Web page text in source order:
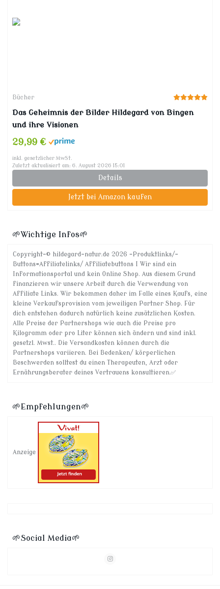
Bücher
Das Geheimnis der Bilder Hildegard von Bingen
und ihre Visionen
29,99 €
inkl. gesetzlicher MwSt.
Zuletzt aktualisiert am: 6. August 2026 15:01
Details
Jetzt bei Amazon kaufen
🌱Wichtige Infos🌱
Copyright-© hildegard-natur.de 2026 -Produktlinks/-
Buttons=Affiliatelinks/ Affiliatebuttons I Wir sind ein
Informationsportal und kein Online Shop. Aus diesem Grund
finanzieren wir unsere Arbeit durch die Verwendung von
Affiliate Links. Wir bekommen daher im Falle eines Kaufs, eine
kleine Verkaufsprovision vom jeweiligen Partner Shop. Für
dich entstehen dadurch natürlich keine zusätzlichen Kosten.
Alle Preise der Partnershops wie auch die Preise pro
Kilogramm oder pro Liter können sich ändern und sind inkl.
gesetzl. Mwst.. Die Versandkosten können durch die
Partnershops variieren. Bei Bedenken/ körperlichen
Beschwerden solltest du einen Therapeuten, Arzt oder
Ernährungsberater deines Vertrauens konsultieren.✅
🌱Empfehlungen🌱
Anzeige
🌱Social Media🌱